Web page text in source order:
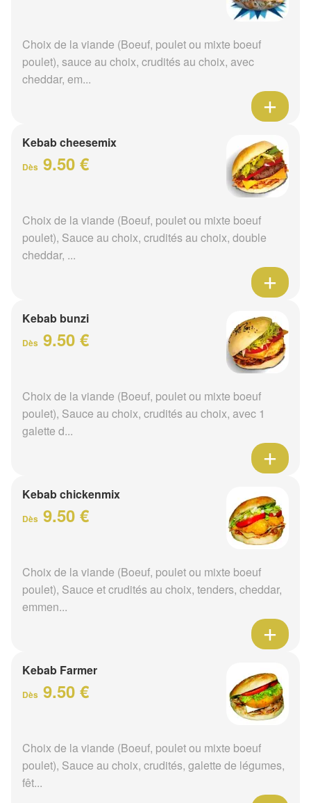
Choix de la viande (Boeuf, poulet ou mixte boeuf
poulet), sauce au choix, crudités au choix, avec
cheddar, em...
Kebab cheesemix
Dès 9.50 €
Choix de la viande (Boeuf, poulet ou mixte boeuf
poulet), Sauce au choix, crudités au choix, double
cheddar, ...
Kebab bunzi
Dès 9.50 €
Choix de la viande (Boeuf, poulet ou mixte boeuf
poulet), Sauce au choix, crudités au choix, avec 1
galette d...
Kebab chickenmix
Dès 9.50 €
Choix de la viande (Boeuf, poulet ou mixte boeuf
poulet), Sauce et crudités au choix, tenders, cheddar,
emmen...
Kebab Farmer
Dès 9.50 €
Choix de la viande (Boeuf, poulet ou mixte boeuf
poulet), Sauce au choix, crudités, galette de légumes,
fêt...